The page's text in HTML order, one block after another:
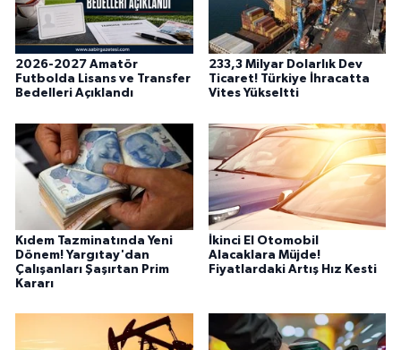
2026-2027 Amatör
Futbolda Lisans ve Transfer
Bedelleri Açıklandı
233,3 Milyar Dolarlık Dev
Ticaret! Türkiye İhracatta
Vites Yükseltti
Kıdem Tazminatında Yeni
Dönem! Yargıtay'dan
Çalışanları Şaşırtan Prim
Kararı
İkinci El Otomobil
Alacaklara Müjde!
Fiyatlardaki Artış Hız Kesti